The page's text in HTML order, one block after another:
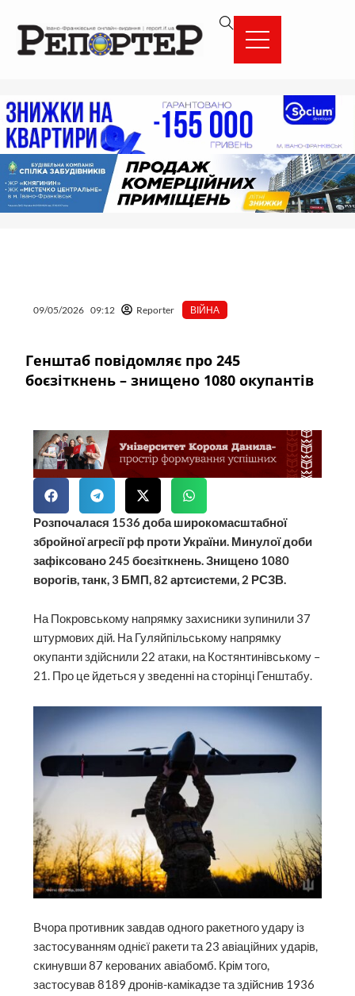
вмісту
09/05/2026 09:12 Reporter ВІЙНА
Генштаб повідомляє про 245
боєзіткнень – знищено 1080 окупантів
Розпочалася 1536 доба широкомасштабної
збройної агресії рф проти України. Минулої доби
зафіксовано 245 боєзіткнень. Знищено 1080
ворогів, танк, 3 БМП, 82 артсистеми, 2 РСЗВ.
На Покровському напрямку захисники зупинили 37
штурмових дій. На Гуляйпільському напрямку
окупанти здійснили 22 атаки, на Костянтинівському –
21. Про це йдеться у зведенні на сторінці Генштабу.
Вчора противник завдав одного ракетного удару із
застосуванням однієї ракети та 23 авіаційних ударів,
скинувши 87 керованих авіабомб. Крім того,
застосував 8189 дронів-камікадзе та здійснив 1936